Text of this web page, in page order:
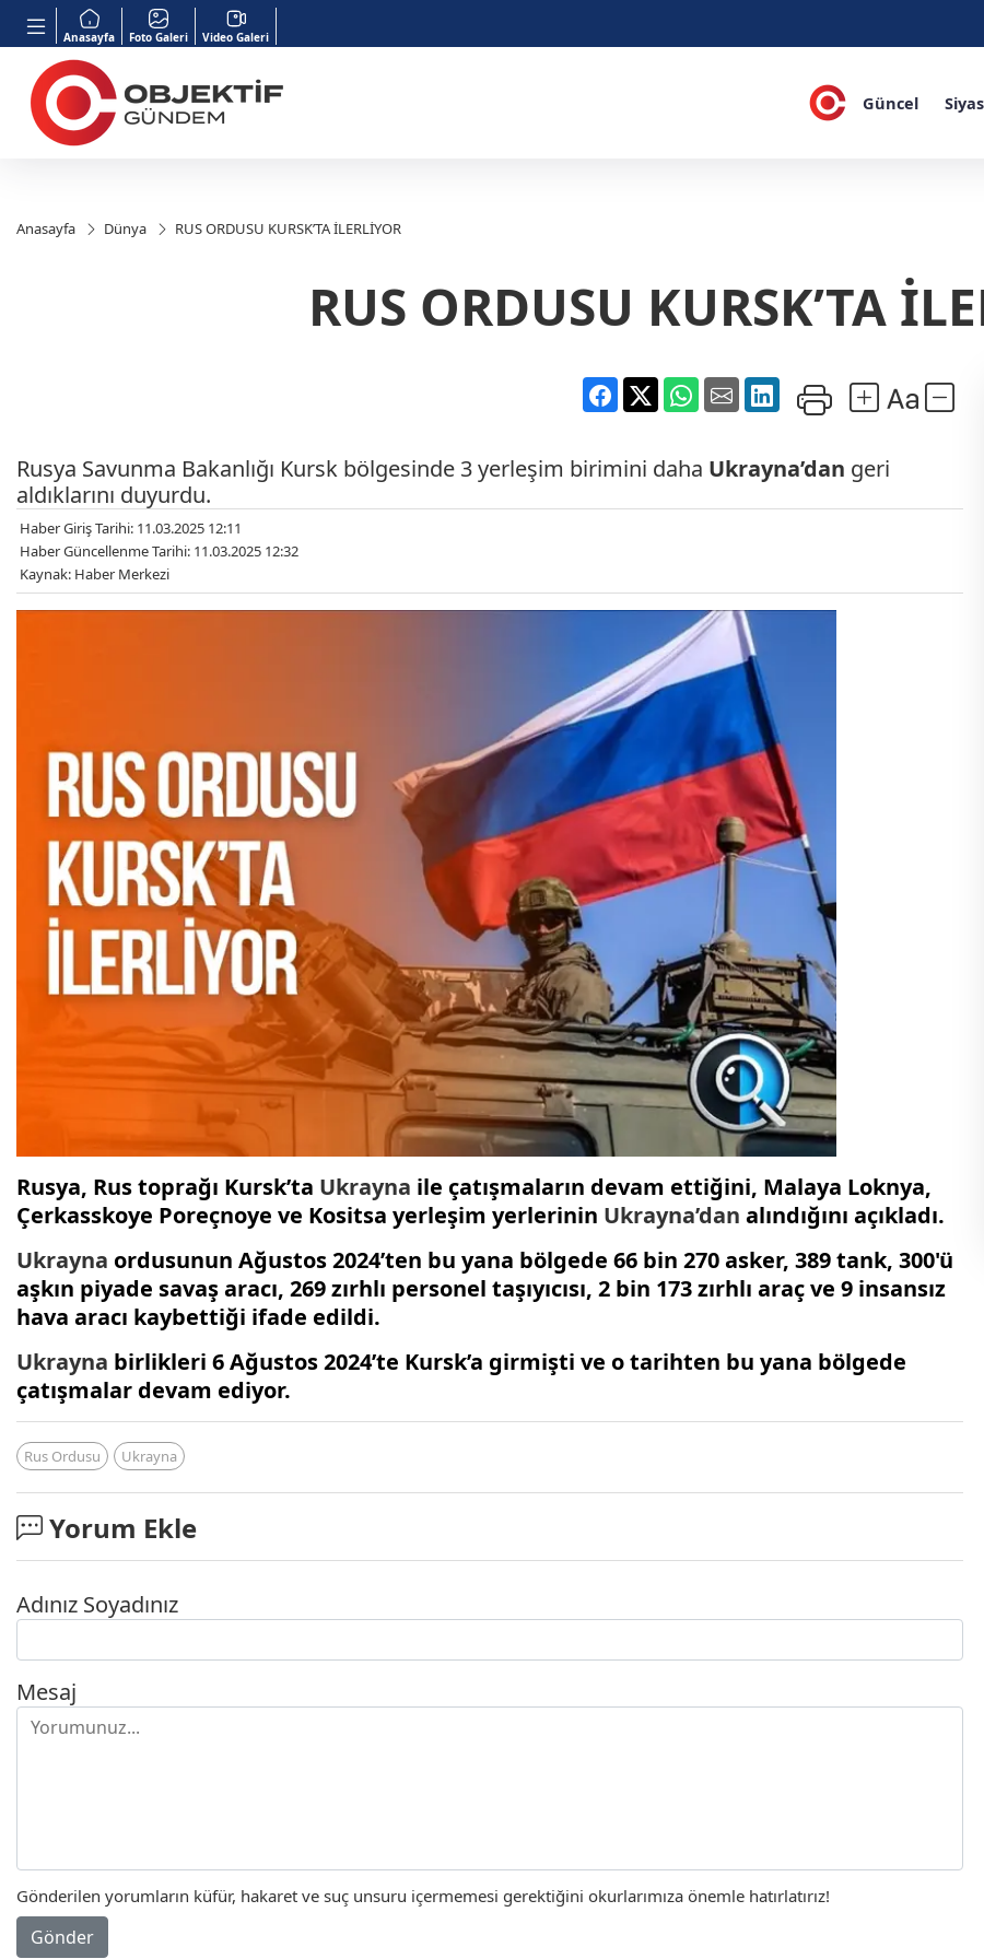
Anasayfa Foto Galeri Video Galeri
Güncel
Anasayfa Dünya RUS ORDUSU KURSK’TA İLERLİYOR
RUS ORDUSU KURSK’TA
Rusya Savunma Bakanlığı Kursk bölgesinde 3 yerleşim birimini daha Ukrayna’dan geri
aldıklarını duyurdu.
Haber Giriş Tarihi: 11.03.2025 12:11
Haber Güncellenme Tarihi: 11.03.2025 12:32
Kaynak: Haber Merkezi
Rusya, Rus toprağı Kursk’ta Ukrayna ile çatışmaların devam ettiğini, Malaya Loknya,
Çerkasskoye Poreçnoye ve Kositsa yerleşim yerlerinin Ukrayna’dan alındığını açıkladı.
Ukrayna ordusunun Ağustos 2024’ten bu yana bölgede 66 bin 270 asker, 389 tank, 300'ü
aşkın piyade savaş aracı, 269 zırhlı personel taşıyıcısı, 2 bin 173 zırhlı araç ve 9 insansız
hava aracı kaybettiği ifade edildi.
Ukrayna birlikleri 6 Ağustos 2024’te Kursk’a girmişti ve o tarihten bu yana bölgede
çatışmalar devam ediyor.
Rus Ordusu Ukrayna
Yorum Ekle
Adınız Soyadınız
Mesaj
Gönderilen yorumların küfür, hakaret ve suç unsuru içermemesi gerektiğini okurlarımıza önemle hatırlatırız!
Gönder